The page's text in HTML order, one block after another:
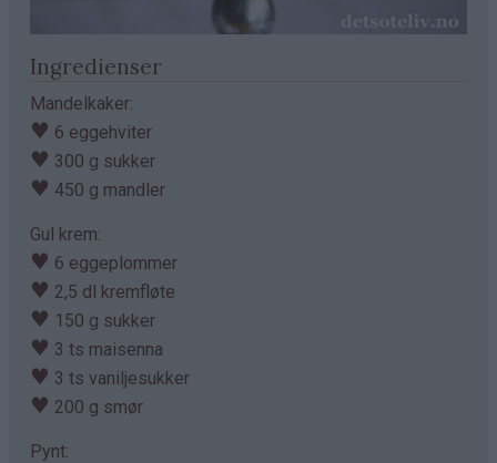
Ingredienser
Mandelkaker:
♥ 6 eggehviter
♥ 300 g sukker
♥ 450 g mandler
Gul krem:
♥ 6 eggeplommer
♥ 2,5 dl kremfløte
♥ 150 g sukker
♥ 3 ts maisenna
♥ 3 ts vaniljesukker
♥ 200 g smør
Pynt: